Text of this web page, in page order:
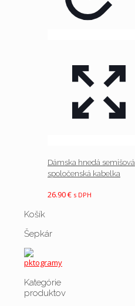
Dámska hnedá semišová
spoločenská kabelka
26.90€ s DPH
Košík
Šepkár
Kategórie
produktov